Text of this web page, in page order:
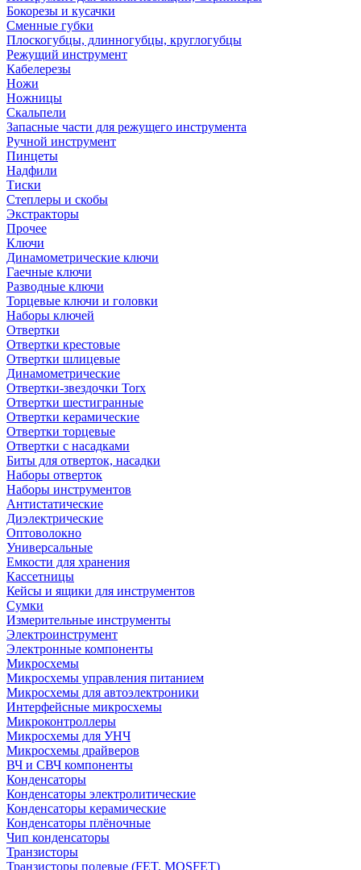
Бокорезы и кусачки
Сменные губки
Плоскогубцы, длинногубцы, круглогубцы
Режущий инструмент
Кабелерезы
Ножи
Ножницы
Скальпели
Запасные части для режущего инструмента
Ручной инструмент
Пинцеты
Надфили
Тиски
Степлеры и скобы
Экстракторы
Прочее
Ключи
Динамометрические ключи
Гаечные ключи
Разводные ключи
Торцевые ключи и головки
Наборы ключей
Отвертки
Отвертки крестовые
Отвертки шлицевые
Динамометрические
Отвертки-звездочки Torx
Отвертки шестигранные
Отвертки керамические
Отвертки торцевые
Отвертки с насадками
Биты для отверток, насадки
Наборы отверток
Наборы инструментов
Антистатические
Диэлектрические
Оптоволокно
Универсальные
Емкости для хранения
Кассетницы
Кейсы и ящики для инструментов
Сумки
Измерительные инструменты
Электроинструмент
Электронные компоненты
Микросхемы
Микросхемы управления питанием
Микросхемы для автоэлектроники
Интерфейсные микросхемы
Микроконтроллеры
Микросхемы для УНЧ
Микросхемы драйверов
ВЧ и СВЧ компоненты
Конденсаторы
Конденсаторы электролитические
Конденсаторы керамические
Конденсаторы плёночные
Чип конденсаторы
Транзисторы
Транзисторы полевые (FET, MOSFET)